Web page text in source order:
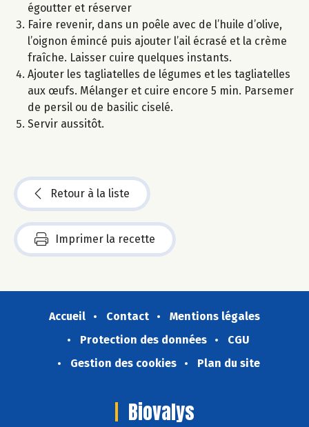
égoutter et réserver
Faire revenir, dans un poêle avec de l’huile d’olive,
l’oignon émincé puis ajouter l’ail écrasé et la crème
fraîche. Laisser cuire quelques instants.
Ajouter les tagliatelles de légumes et les tagliatelles
aux œufs. Mélanger et cuire encore 5 min. Parsemer
de persil ou de basilic ciselé.
Servir aussitôt.
Retour à la liste
Imprimer la recette
Accueil Contact
Mentions légales
Protection des données
CGU
Gestion des cookies
Plan du site
Biovalys